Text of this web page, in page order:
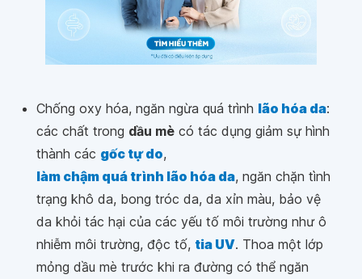
Chống oxy hóa, ngăn ngừa quá trình lão hóa da:
các chất trong dầu mè có tác dụng giảm sự hình
thành các gốc tự do,
làm chậm quá trình lão hóa da, ngăn chặn tình
trạng khô da, bong tróc da, da xỉn màu, bảo vệ
da khỏi tác hại của các yếu tố môi trường như ô
nhiễm môi trường, độc tố, tia UV. Thoa một lớp
mỏng dầu mè trước khi ra đường có thể ngăn